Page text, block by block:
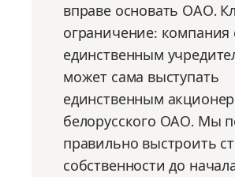
вправе основать ОАО.
ограничение: компания
единственным
может сама выступать
единственным
белорусского ОАО. Мы
правильно выстроить
собственности до